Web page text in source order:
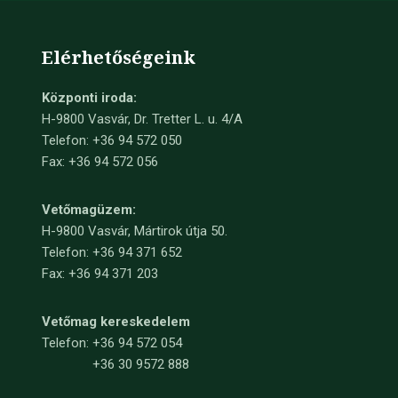
Elérhetőségeink
Központi iroda:
H-9800 Vasvár, Dr. Tretter L. u. 4/A
Telefon: +36 94 572 050
Fax: +36 94 572 056
Vetőmagüzem:
H-9800 Vasvár, Mártirok útja 50.
Telefon: +36 94 371 652
Fax: +36 94 371 203
Vetőmag kereskedelem
Telefon: +36 94 572 054
+36 30 9572 888